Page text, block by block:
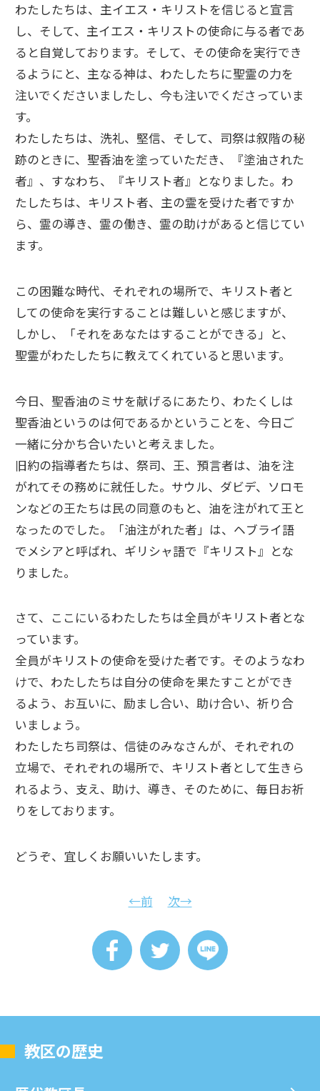
わたしたちは、主イエス・キリストを信じると宣言
し、そして、主イエス・キリストの使命に与る者であ
ると自覚しております。そして、その使命を実行でき
るようにと、主なる神は、わたしたちに聖霊の力を
注いでくださいましたし、今も注いでくださっていま
す。
わたしたちは、洗礼、堅信、そして、司祭は叙階の秘
跡のときに、聖香油を塗っていただき、『塗油された
者』、すなわち、『キリスト者』となりました。わ
たしたちは、キリスト者、主の霊を受けた者ですか
ら、霊の導き、霊の働き、霊の助けがあると信じてい
ます。
この困難な時代、それぞれの場所で、キリスト者と
しての使命を実行することは難しいと感じますが、
しかし、「それをあなたはすることができる」と、
聖霊がわたしたちに教えてくれていると思います。
今日、聖香油のミサを献げるにあたり、わたくしは
聖香油というのは何であるかということを、今日ご
一緒に分かち合いたいと考えました。
旧約の指導者たちは、祭司、王、預言者は、油を注
がれてその務めに就任した。サウル、ダビデ、ソロモ
ンなどの王たちは民の同意のもと、油を注がれて王と
なったのでした。「油注がれた者」は、ヘブライ語
でメシアと呼ばれ、ギリシャ語で『キリスト』とな
りました。
さて、ここにいるわたしたちは全員がキリスト者とな
っています。
全員がキリストの使命を受けた者です。そのようなわ
けで、わたしたちは自分の使命を果たすことができ
るよう、お互いに、励まし合い、助け合い、祈り合
いましょう。
わたしたち司祭は、信徒のみなさんが、それぞれの
立場で、それぞれの場所で、キリスト者として生きら
れるよう、支え、助け、導き、そのために、毎日お祈
りをしております。
どうぞ、宜しくお願いいたします。
←前 次→
教区の歴史